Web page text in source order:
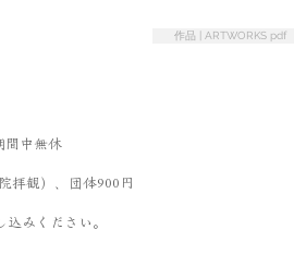
作品 | ARTWORKS pdf
間中無休
拝観）、団体900円
みください。